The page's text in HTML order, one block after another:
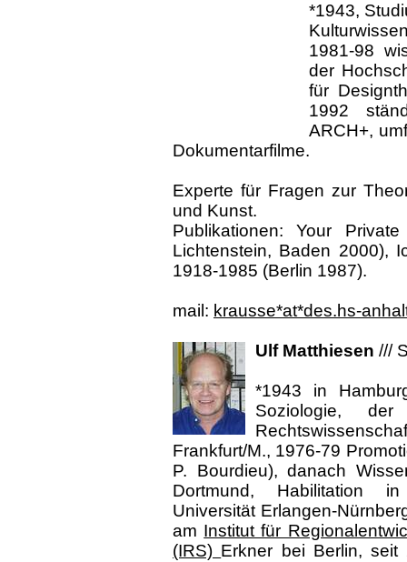
*1943,
1981-98
der
für
1992
ARCH+,
Dokumentarfilme.
Experte für Fragen zur
und Kunst.
Publikationen: Your
Lichtenstein, Baden 2000),
1918-1985 (Berlin 1987).
mail: krausse*at*des.hs-
Ulf Matthiesen ///
*1943 in
Soziologie,
Frankfurt/M., 1976-79
P. Bourdieu), danach
Dortmund, Habilitation
Universität Erlangen-
am Institut für
(IRS) Erkner bei Berlin, seit